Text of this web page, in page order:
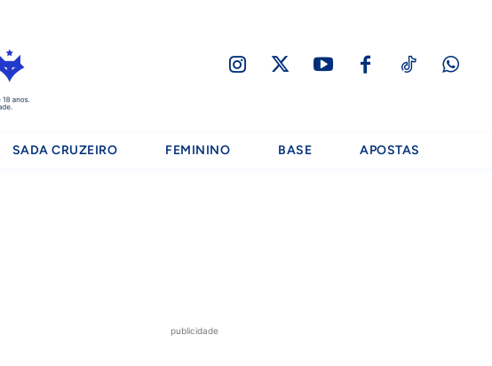
SADA CRUZEIRO FEMININO BASE APOSTAS
publicidade